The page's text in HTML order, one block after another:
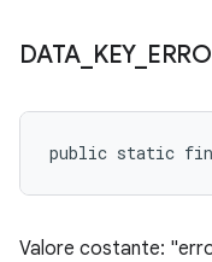
DATA KEY_
public static final
Valore costante: